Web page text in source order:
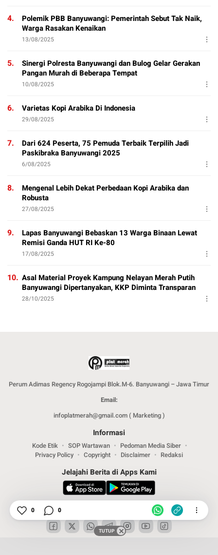
4.
Polemik PBB Banyuwangi: Pemerintah Sebut Tak Naik,
Warga Rasakan Kenaikan
13/08/2025
5.
Sinergi Polresta Banyuwangi dan Bulog Gelar Gerakan
Pangan Murah di Beberapa Tempat
10/08/2025
6. Varietas Kopi Arabika Di Indonesia
29/08/2025
7.
Dari 624 Peserta, 75 Pemuda Terbaik Terpilih Jadi
Paskibraka Banyuwangi 2025
6/08/2025
8.
Mengenal Lebih Dekat Perbedaan Kopi Arabika dan
Robusta
27/08/2025
9.
Lapas Banyuwangi Bebaskan 13 Warga Binaan Lewat
Remisi Ganda HUT RI Ke-80
17/08/2025
10. Asal Material Proyek Kampung Nelayan Merah Putih
Banyuwangi Dipertanyakan, KKP Diminta Transparan
28/10/2025
Perum Adimas Regency Rogojampi Blok.M-6. Banyuwangi – Jawa Timur
Email:
infoplatmerah@gmail.com ( Marketing )
Informasi
Kode Etik SOP Wartawan
Pedoman Media Siber
Privacy Policy
Copyright Disclaimer Redaksi
Jelajahi Berita di Apps Kami
0 0
TUTUP